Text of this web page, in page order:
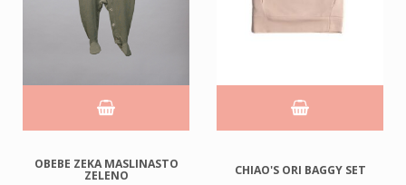
OBEBE ZEKA MASLINASTO
ZELENO CHIAO'S ORI BAGGY SET